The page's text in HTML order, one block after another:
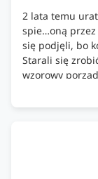
2 lata temu
spie…oną
się podjęli, bo
Starali się
wzorowy
kosztów.
pomontażowa